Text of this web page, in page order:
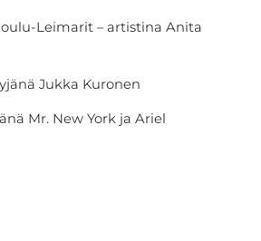
Leimarit – artistina Anita
Jukka Kuronen
Mr. New York ja Ariel